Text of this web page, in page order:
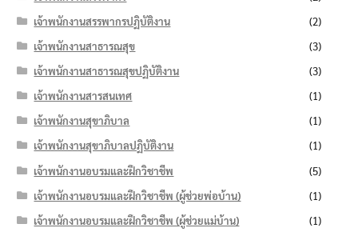
เจ้าพนักงานสรรพากรปฏิบัติงาน
(2)
เจ้าพนักงานสาธารณสุข
(3)
เจ้าพนักงานสาธารณสุขปฏิบัติงาน
(3)
เจ้าพนักงานสารสนเทศ
(1)
เจ้าพนักงานสุขาภิบาล
(1)
เจ้าพนักงานสุขาภิบาลปฏิบัติงาน
(1)
เจ้าพนักงานอบรมและฝึกวิชาชีพ
(5)
เจ้าพนักงานอบรมและฝึกวิชาชีพ (ผู้ช่วยพ่อบ้าน)
(1)
เจ้าพนักงานอบรมและฝึกวิชาชีพ (ผู้ช่วยแม่บ้าน)
(1)